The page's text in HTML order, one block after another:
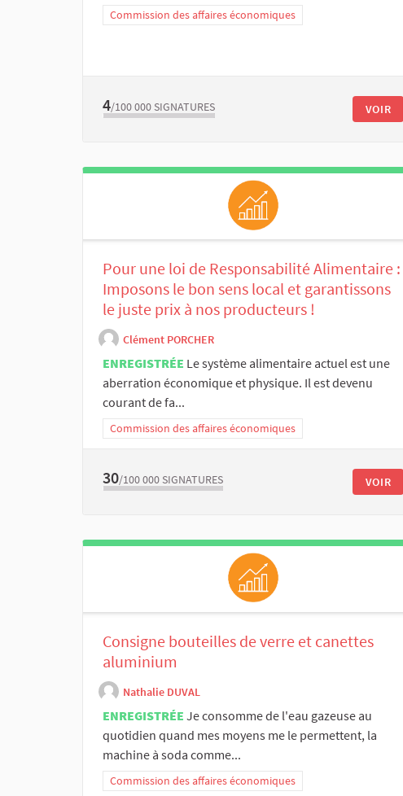
Commission des affaires économiques
4/100 000 SIGNATURES VOIR
Pour une loi de Responsabilité Alimentaire :
Imposons le bon sens local et garantissons
le juste prix à nos producteurs !
Clément PORCHER
ENREGISTRÉE Le système alimentaire actuel est une
aberration économique et physique. Il est devenu
courant de fa...
Commission des affaires économiques
30/100 000 SIGNATURES VOIR
Consigne bouteilles de verre et canettes
aluminium
Nathalie DUVAL
ENREGISTRÉE Je consomme de l'eau gazeuse au
quotidien quand mes moyens me le permettent, la
machine à soda comme...
Commission des affaires économiques